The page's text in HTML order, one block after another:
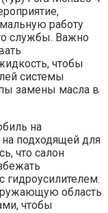
работу
службы. Важно
чтобы
системы
замены масла в
на
подходящей для
что салон
область
чтобы